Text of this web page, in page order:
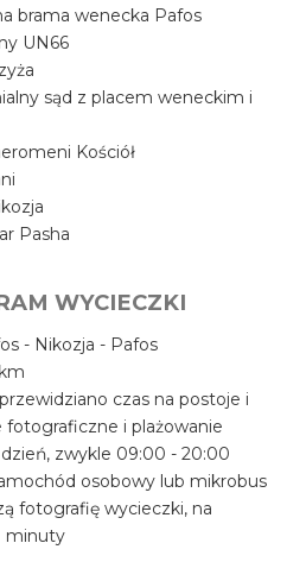
brama wenecka Pafos
UN66
sąd z placem weneckim i
Kościół
Pasha
WYCIECZKI
- Nikozja - Pafos
czas na postoje i
fotograficzne i plażowanie
zwykle 09:00 - 20:00
osobowy lub mikrobus
fotografię wycieczki, na
minuty